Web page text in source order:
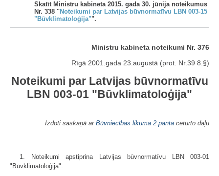
Skatīt Ministru kabineta 2015. gada 30. jūnija noteikumus
Nr. 338 "Noteikumi par Latvijas būvnormatīvu LBN 003-15
"Būvklimatoloģija"".
Ministru kabineta noteikumi Nr. 376
Rīgā 2001.gada 23.augustā (prot. Nr.39 8.§)
Noteikumi par Latvijas būvnormatīvu
LBN 003-01 "Būvklimatoloģija"
Izdoti saskaņā ar Būvniecības likuma 2.panta ceturto daļu
1. Noteikumi apstiprina Latvijas būvnormatīvu LBN 003-01
"Būvklimatoloģija".